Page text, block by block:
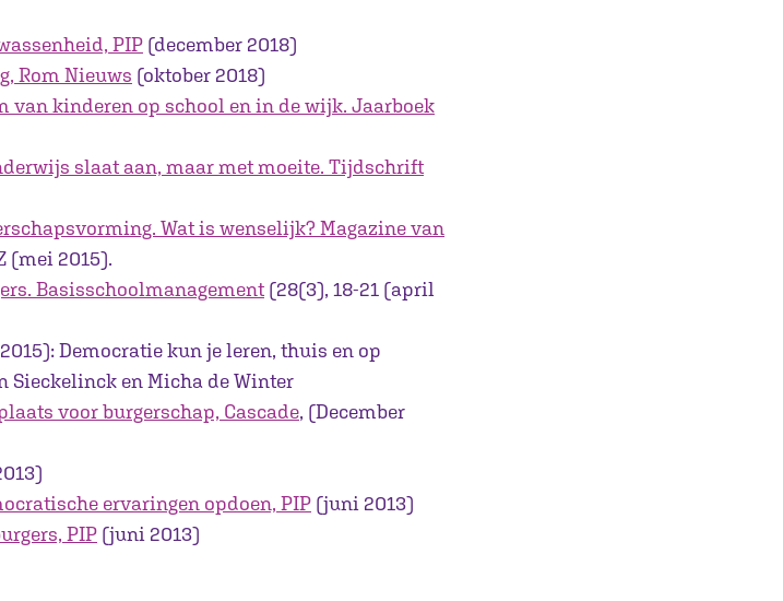
PIP (december 2018)
Rom Nieuws (oktober 2018)
van kinderen op school en in de wijk. Jaarboek
slaat aan, maar met moeite. Tijdschrift
Wat is wenselijk? Magazine van
(mei 2015).
Basisschoolmanagement (28(3), 18-21 (april
Democratie kun je leren, thuis en op
Sieckelinck en Micha de Winter
voor burgerschap, Cascade, (December
ervaringen opdoen, PIP (juni 2013)
PIP (juni 2013)